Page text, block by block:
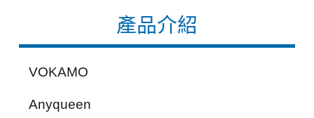
產品介紹
VOKAMO
Anyqueen